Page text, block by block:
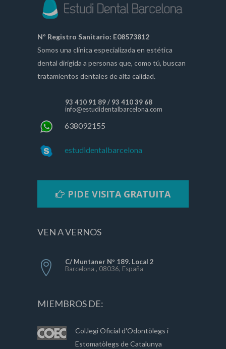
Nº Registro Sanitario: E08573812
Somos una clínica especializada en estética
dental dirigida a personas que, como tú, buscan
tratamientos dentales de alta calidad.
93 410 91 89/ 93 410 39 68
info@estudidentalbarcelona.com
638092155
estudidentalbarcelona
PIDE VISITA GRATUITA
VEN A VERNOS
C/ Muntaner Nº 189. Local 2
Barcelona , 08036, España
MIEMBROS DE:
Col.legi Oficial d'Odontòlegs i
Estomatòlegs de Catalunya